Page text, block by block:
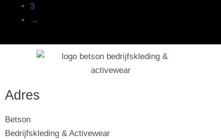
3
→
Adres
Betson
Bedrijfskleding & Activewear